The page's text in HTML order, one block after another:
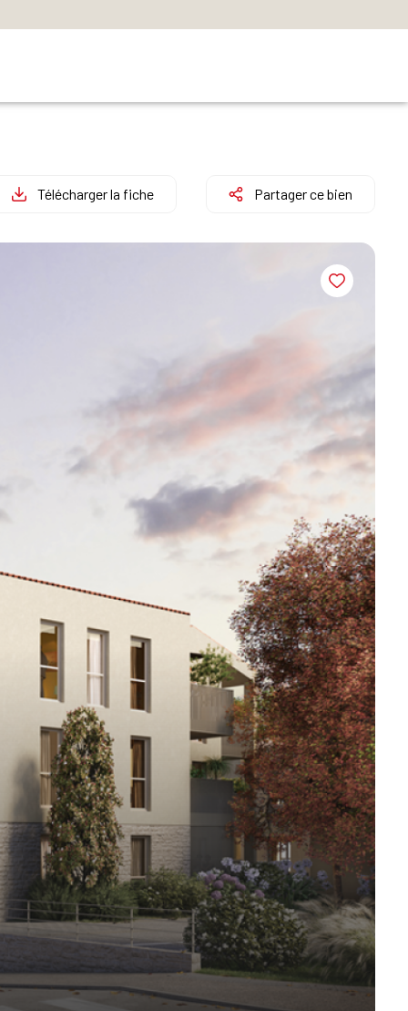
Télécharger la fiche Partager ce bien